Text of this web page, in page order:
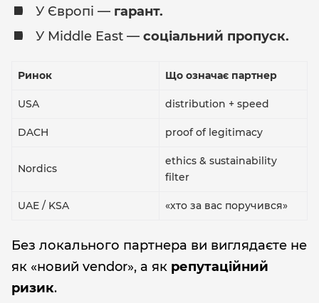
У Європі — гарант.
У Middle East — соціальний пропуск.
Ринок Що означає партнер
USA distribution + speed
DACH proof of legitimacy
Nordics
ethics & sustainability
filter
UAE / KSA «хто за вас поручився»
Без локального партнера ви виглядаєте не
як «новий vendor», а як репутаційний
ризик.